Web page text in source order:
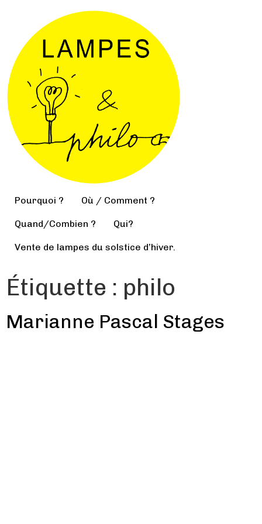
Pourquoi ? Où / Comment ?
Quand/Combien ? Qui?
Vente de lampes du solstice d’hiver.
Étiquette : philo
Marianne Pascal Stages